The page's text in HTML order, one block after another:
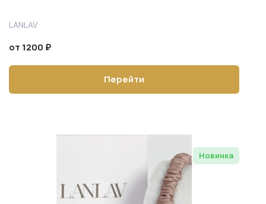
LANLAV
от 1200 ₽
Перейти
Новинка